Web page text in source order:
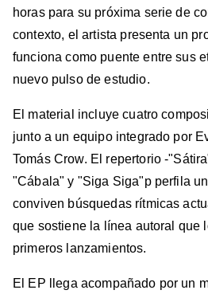
horas para su próxima serie de
contexto, el artista presenta un
funciona como puente entre sus
nuevo pulso de estudio.
El material incluye cuatro
junto a un equipo integrado por
Tomás Crow. El repertorio -
"Cábala" y "Siga Siga"p perfila
conviven búsquedas rítmicas
que sostiene la línea autoral que
primeros lanzamientos.
El EP llega acompañado por un